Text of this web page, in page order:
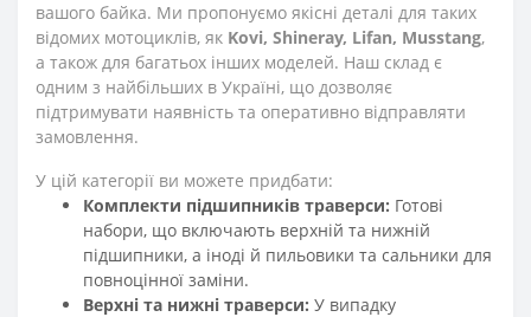
вашого байка. Ми пропонуємо якісні деталі для таких
відомих мотоциклів, як Kovi, Shineray, Lifan, Musstang,
а також для багатьох інших моделей. Наш склад є
одним з найбільших в Україні, що дозволяє
підтримувати наявність та оперативно відправляти
замовлення.
У цій категорії ви можете придбати:
Комплекти підшипників траверси: Готові
набори, що включають верхній та нижній
підшипники, а іноді й пильовики та сальники для
повноцінної заміни.
Верхні та нижні траверси: У випадку